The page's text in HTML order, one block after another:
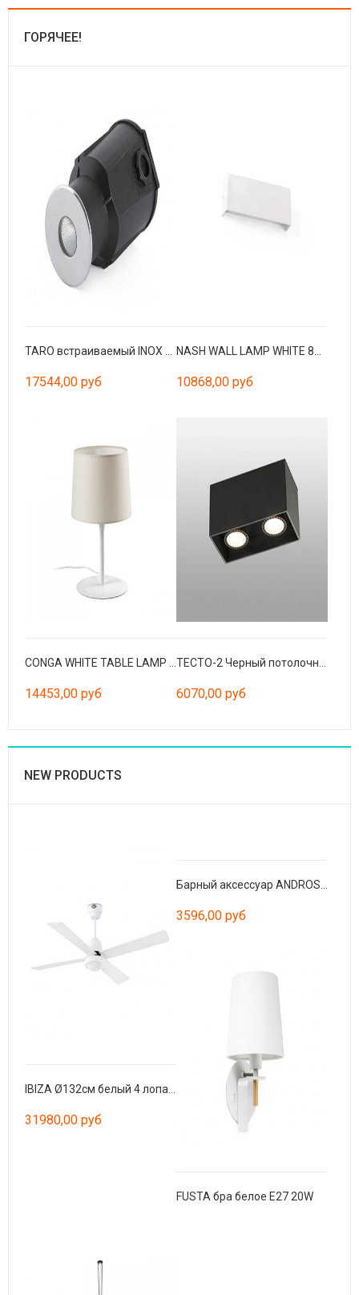
ГОРЯЧЕЕ!
TARO встраиваемый INOX LED 7W 3000K
17544,00 руб
NASH WALL LAMP WHITE 8W 3000K
10868,00 руб
CONGA WHITE TABLE LAMP BEIGE LAMPSHADE ø250*200*ø2
14453,00 руб
TECTO-2 Черный потолочный светильник GU10
6070,00 руб
NEW PRODUCTS
IBIZA Ø132см белый 4 лопасти
31980,00 руб
Барный аксессуар ANDROS белый 60 см
3596,00 руб
FUSTA бра белое E27 20W